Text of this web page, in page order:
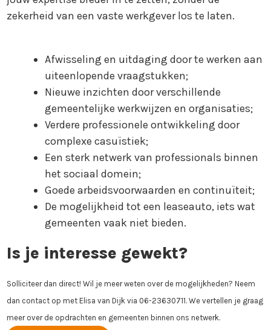
zekerheid van een vaste werkgever los te laten.
Afwisseling en uitdaging door te werken aan
uiteenlopende vraagstukken;
Nieuwe inzichten door verschillende
gemeentelijke werkwijzen en organisaties;
Verdere professionele ontwikkeling door
complexe casuïstiek;
Een sterk netwerk van professionals binnen
het sociaal domein;
Goede arbeidsvoorwaarden en continuïteit;
De mogelijkheid tot een leaseauto, iets wat
gemeenten vaak niet bieden.
Is je interesse gewekt?
Solliciteer dan direct! Wil je meer weten over de mogelijkheden? Neem
dan contact op met Elisa van Dijk via 06-23630711. We vertellen je graag
meer over de opdrachten en gemeenten binnen ons netwerk.